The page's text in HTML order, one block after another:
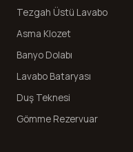
Tezgah Üstü Lavabo
Asma Klozet
Banyo Dolabı
Lavabo Bataryası
Duş Teknesi
Gömme Rezervuar